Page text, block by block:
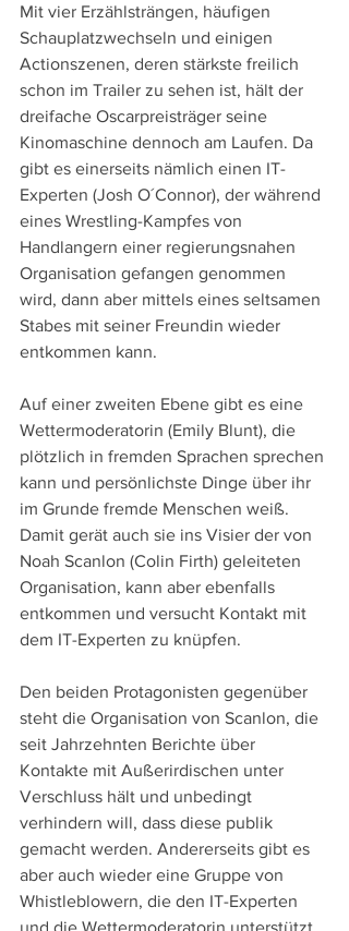
Mit vier Erzählsträngen, häufigen
Schauplatzwechseln und einigen
Actionszenen, deren stärkste freilich
schon im Trailer zu sehen ist, hält der
dreifache Oscarpreisträger seine
Kinomaschine dennoch am Laufen. Da
gibt es einerseits nämlich einen IT-
Experten (Josh O´Connor), der während
eines Wrestling-Kampfes von
Handlangern einer regierungsnahen
Organisation gefangen genommen
wird, dann aber mittels eines seltsamen
Stabes mit seiner Freundin wieder
entkommen kann.
Auf einer zweiten Ebene gibt es eine
Wettermoderatorin (Emily Blunt), die
plötzlich in fremden Sprachen sprechen
kann und persönlichste Dinge über ihr
im Grunde fremde Menschen weiß.
Damit gerät auch sie ins Visier der von
Noah Scanlon (Colin Firth) geleiteten
Organisation, kann aber ebenfalls
entkommen und versucht Kontakt mit
dem IT-Experten zu knüpfen.
Den beiden Protagonisten gegenüber
steht die Organisation von Scanlon, die
seit Jahrzehnten Berichte über
Kontakte mit Außerirdischen unter
Verschluss hält und unbedingt
verhindern will, dass diese publik
gemacht werden. Andererseits gibt es
aber auch wieder eine Gruppe von
Whistleblowern, die den IT-Experten
und die Wettermoderatorin unterstützt